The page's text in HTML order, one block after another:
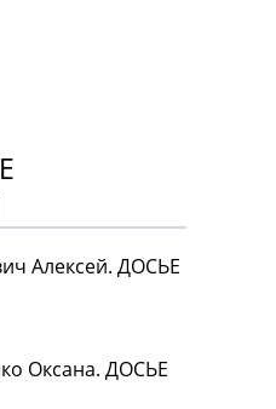
Алексей. ДОСЬЕ
Оксана. ДОСЬЕ